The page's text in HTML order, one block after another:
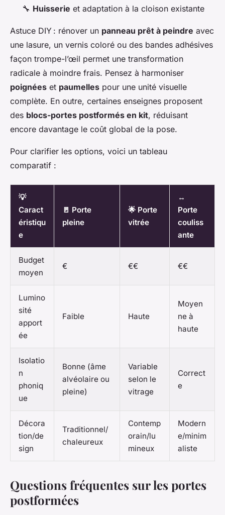
🔧 Huisserie et adaptation à la cloison existante
Astuce DIY : rénover un panneau prêt à peindre avec
une lasure, un vernis coloré ou des bandes adhésives
façon trompe-l’œil permet une transformation
radicale à moindre frais. Pensez à harmoniser
poignées et paumelles pour une unité visuelle
complète. En outre, certaines enseignes proposent
des blocs-portes postformés en kit, réduisant
encore davantage le coût global de la pose.
Pour clarifier les options, voici un tableau
comparatif :
💡
Caract
éristiqu
e
🚪 Porte
pleine
🌟 Porte
vitrée
↔️
Porte
couliss
ante
Budget
moyen
€ €€ €€
Lumino
sité
apport
ée
Faible Haute
Moyen
ne à
haute
Isolatio
n
phoniq
ue
Bonne (âme
alvéolaire ou
pleine)
Variable
selon le
vitrage
Correct
e
Décora
tion/de
sign
Traditionnel/
chaleureux
Contemp
orain/lu
mineux
Modern
e/minim
aliste
Questions fréquentes sur les portes
postformées